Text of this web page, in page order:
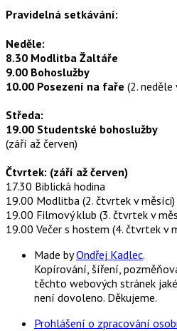
Pravidelná setkávání:
Neděle:
8.30 Modlitba Žaltáře
9.00 Bohoslužby
10.00 Posezení na faře (2. neděle
Středa:
19.00 Studentské bohoslužby
(září až červen)
Čtvrtek: (září až červen)
17.30 Biblická hodina
19.00 Modlitba (2. čtvrtek v měsíci)
19.00 Filmový klub (3. čtvrtek v
19.00 Večer s hostem (4. čtvrtek v
Made byOndřej Kadlec.
Kopírování, šíření,
těchto webových stránek
není dovoleno. Děkujeme.
Prohlášení o zpracování